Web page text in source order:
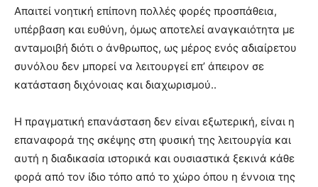
Απαιτεί νοητική επίπονη πολλές φορές προσπάθεια,
υπέρβαση και ευθύνη, όμως αποτελεί αναγκαιότητα με
ανταμοιβή διότι ο άνθρωπος, ως μέρος ενός αδιαίρετου
συνόλου δεν μπορεί να λειτουργεί επ’ άπειρον σε
κατάσταση διχόνοιας και διαχωρισμού..
Η πραγματική επανάσταση δεν είναι εξωτερική, είναι η
επαναφορά της σκέψης στη φυσική της λειτουργία και
αυτή η διαδικασία ιστορικά και ουσιαστικά ξεκινά κάθε
φορά από τον ίδιο τόπο από το χώρο όπου η έννοια της